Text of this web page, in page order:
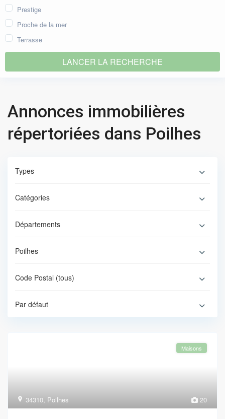
Prestige
Proche de la mer
Terrasse
Annonces immobilières
répertoriées dans Poilhes
Types
Catégories
Départements
Poilhes
Code Postal (tous)
Par défaut
20
34310, Poilhes
Maisons